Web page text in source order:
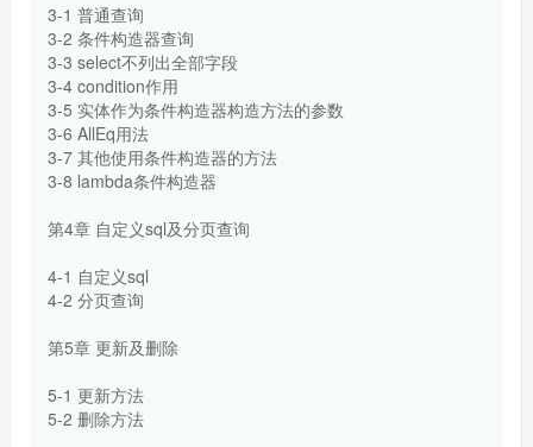
3-1 普通查询
3-2 条件构造器查询
3-3 select不列出全部字段
3-4 condition作用
3-5 实体作为条件构造器构造方法的参数
3-6 AllEq用法
3-7 其他使用条件构造器的方法
3-8 lambda条件构造器
第4章 自定义sql及分页查询
4-1 自定义sql
4-2 分页查询
第5章 更新及删除
5-1 更新方法
5-2 删除方法